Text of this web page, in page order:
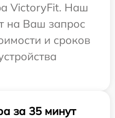
VictoryFit. Наш
на Ваш запрос
и сроков
за 35 минут